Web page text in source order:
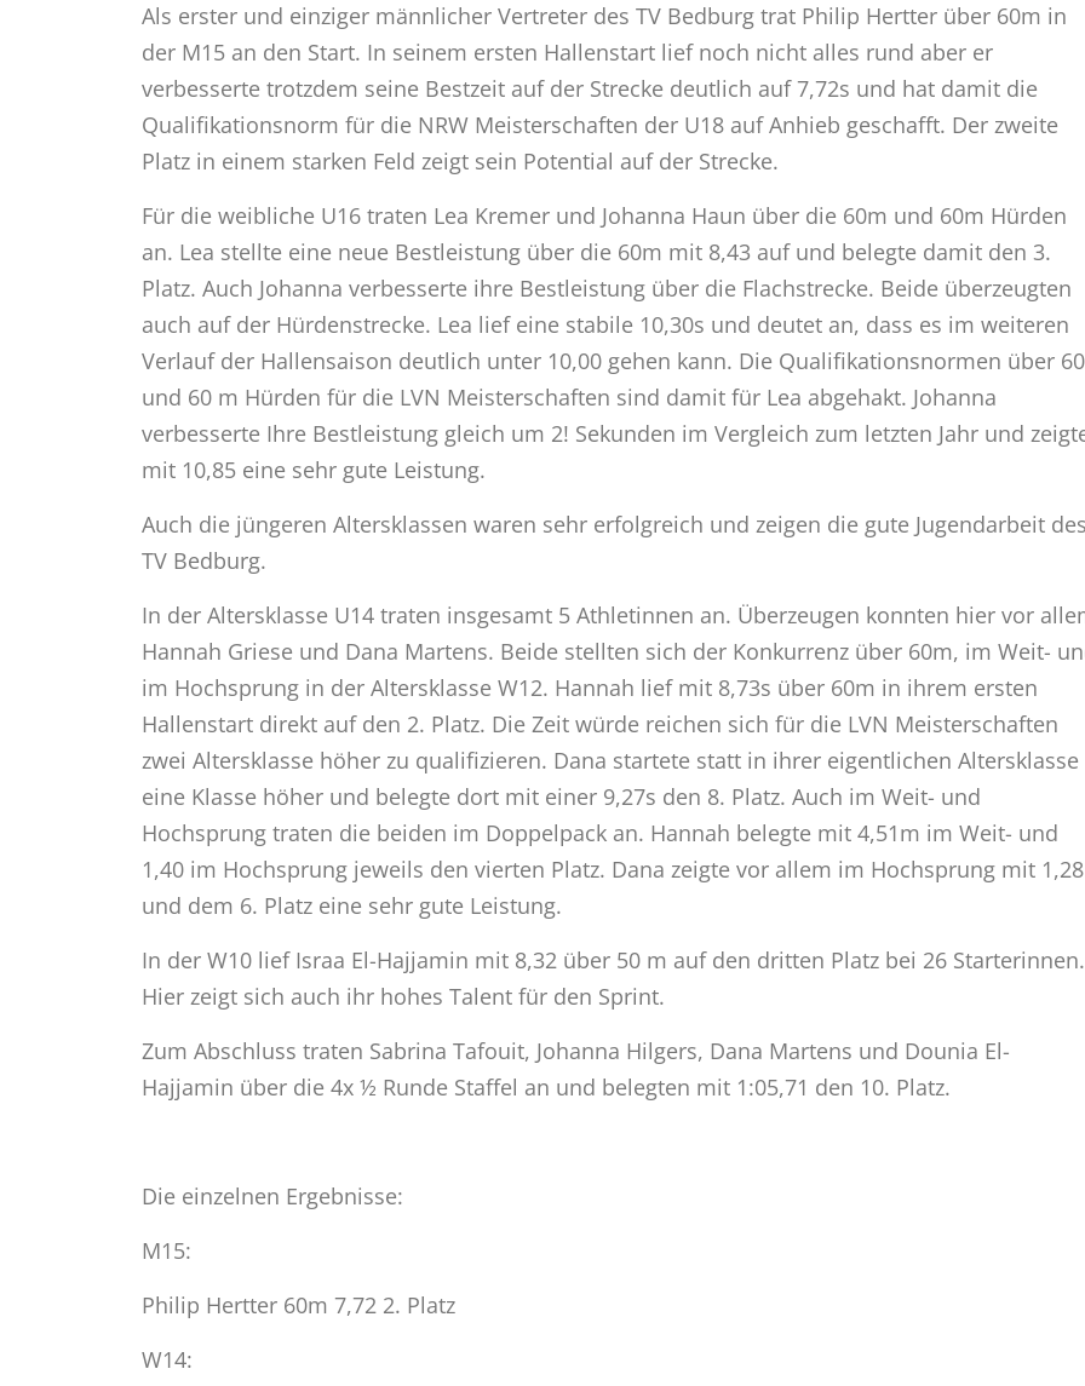
Als erster und einziger männlicher Vertreter des TV Bedburg trat Philip Hertter über 60m in
der M15 an den Start. In seinem ersten Hallenstart lief noch nicht alles rund aber er
verbesserte trotzdem seine Bestzeit auf der Strecke deutlich auf 7,72s und hat damit die
Qualifikationsnorm für die NRW Meisterschaften der U18 auf Anhieb geschafft. Der zweite
Platz in einem starken Feld zeigt sein Potential auf der Strecke.
Für die weibliche U16 traten Lea Kremer und Johanna Haun über die 60m und 60m Hürden
an. Lea stellte eine neue Bestleistung über die 60m mit 8,43 auf und belegte damit den 3.
Platz. Auch Johanna verbesserte ihre Bestleistung über die Flachstrecke. Beide überzeugten
auch auf der Hürdenstrecke. Lea lief eine stabile 10,30s und deutet an, dass es im weiteren
Verlauf der Hallensaison deutlich unter 10,00 gehen kann. Die Qualifikationsnormen über 60
und 60 m Hürden für die LVN Meisterschaften sind damit für Lea abgehakt. Johanna
verbesserte Ihre Bestleistung gleich um 2! Sekunden im Vergleich zum letzten Jahr und
mit 10,85 eine sehr gute Leistung.
Auch die jüngeren Altersklassen waren sehr erfolgreich und zeigen die gute Jugendarbeit des
TV Bedburg.
In der Altersklasse U14 traten insgesamt 5 Athletinnen an. Überzeugen konnten hier vor
Hannah Griese und Dana Martens. Beide stellten sich der Konkurrenz über 60m, im Weit-
im Hochsprung in der Altersklasse W12. Hannah lief mit 8,73s über 60m in ihrem ersten
Hallenstart direkt auf den 2. Platz. Die Zeit würde reichen sich für die LVN Meisterschaften
zwei Altersklasse höher zu qualifizieren. Dana startete statt in ihrer eigentlichen Altersklasse
eine Klasse höher und belegte dort mit einer 9,27s den 8. Platz. Auch im Weit- und
Hochsprung traten die beiden im Doppelpack an. Hannah belegte mit 4,51m im Weit- und
1,40 im Hochsprung jeweils den vierten Platz. Dana zeigte vor allem im Hochsprung mit 1,28
und dem 6. Platz eine sehr gute Leistung.
In der W10 lief Israa El-Hajjamin mit 8,32 über 50 m auf den dritten Platz bei 26 Starterinnen.
Hier zeigt sich auch ihr hohes Talent für den Sprint.
Zum Abschluss traten Sabrina Tafouit, Johanna Hilgers, Dana Martens und Dounia El-
Hajjamin über die 4x ½ Runde Staffel an und belegten mit 1:05,71 den 10. Platz.
Die einzelnen Ergebnisse:
M15:
Philip Hertter 60m 7,72 2. Platz
W14: